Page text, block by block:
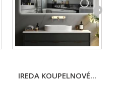
IREDA KOUPELNOVÉ...